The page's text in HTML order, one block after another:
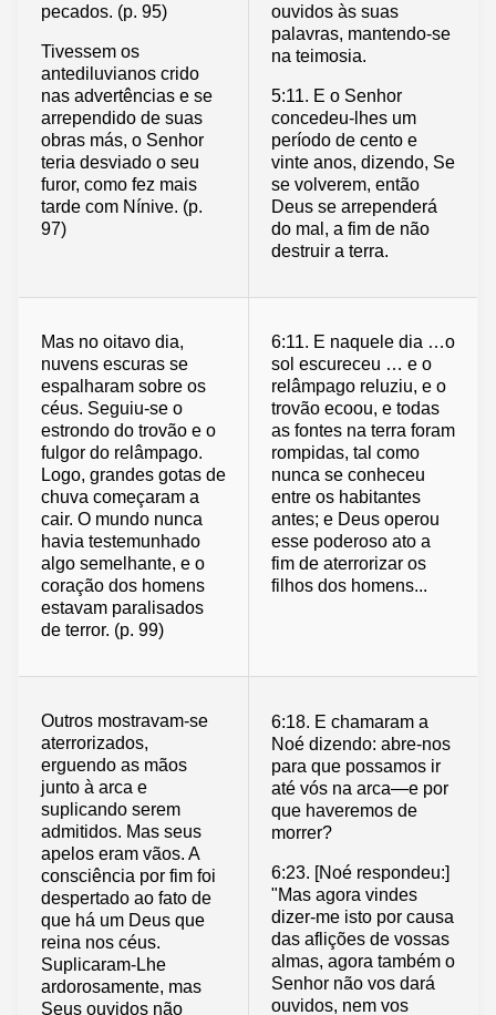
pecados. (p. 95)
Tivessem os
antediluvianos crido
nas advertências e se
arrependido de suas
obras más, o Senhor
teria desviado o seu
furor, como fez mais
tarde com Nínive. (p.
97)
ouvidos às suas
palavras, mantendo-se
na teimosia.
5:11. E o Senhor
concedeu-lhes um
período de cento e
vinte anos, dizendo, Se
se volverem, então
Deus se arrependerá
do mal, a fim de não
destruir a terra.
Mas no oitavo dia,
nuvens escuras se
espalharam sobre os
céus. Seguiu-se o
estrondo do trovão e o
fulgor do relâmpago.
Logo, grandes gotas de
chuva começaram a
cair. O mundo nunca
havia testemunhado
algo semelhante, e o
coração dos homens
estavam paralisados
de terror. (p. 99)
6:11. E naquele dia …o
sol escureceu … e o
relâmpago reluziu, e o
trovão ecoou, e todas
as fontes na terra foram
rompidas, tal como
nunca se conheceu
entre os habitantes
antes; e Deus operou
esse poderoso ato a
fim de aterrorizar os
filhos dos homens...
Outros mostravam-se
aterrorizados,
erguendo as mãos
junto à arca e
suplicando serem
admitidos. Mas seus
apelos eram vãos. A
consciência por fim foi
despertado ao fato de
que há um Deus que
reina nos céus.
Suplicaram-Lhe
ardorosamente, mas
Seus ouvidos não
6:18. E chamaram a
Noé dizendo: abre-nos
para que possamos ir
até vós na arca—e por
que haveremos de
morrer?
6:23. [Noé respondeu:]
"Mas agora vindes
dizer-me isto por causa
das aflições de vossas
almas, agora também o
Senhor não vos dará
ouvidos, nem vos